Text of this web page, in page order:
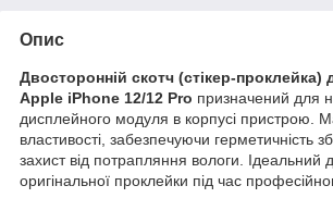
Опис
Двосторонній скотч (стікер-проклейка)
Apple iPhone 12/12 Pro призначений для
дисплейного модуля в корпусі пристрою.
властивості, забезпечуючи герметичність
захист від потрапляння вологи. Ідеальний
оригінальної проклейки під час